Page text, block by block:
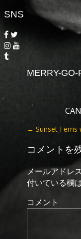
SNS
MERRY-GO-
← Sunset Ferris
コメントを
メールアドレ
付いている欄
コメント